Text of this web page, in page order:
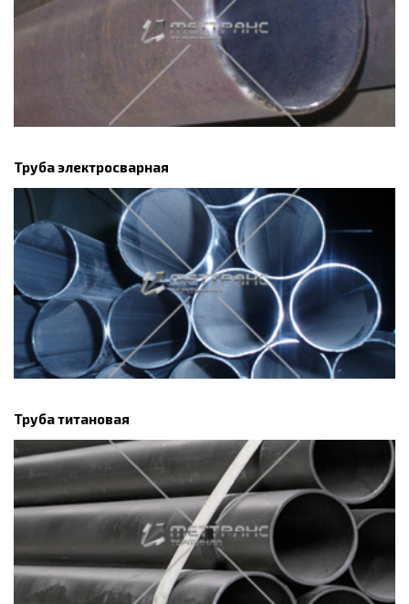
Труба электросварная
Труба титановая